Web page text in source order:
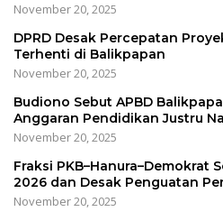
November 20, 2025
DPRD Desak Percepatan
Terhenti di Balikpapan
November 20, 2025
Budiono Sebut APBD
Anggaran Pendidikan Justru
November 20, 2025
Fraksi PKB–Hanura–Demokrat
2026 dan Desak Penguatan
November 20, 2025